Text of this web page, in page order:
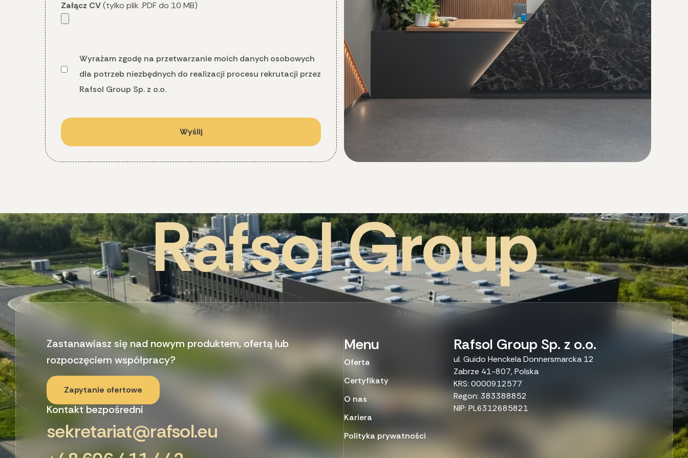
Załącz CV(tylko plik .PDF do 10 MB)
Wyrażam zgodę na przetwarzanie moich danych osobowych
dla potrzeb niezbędnych do realizacji procesu rekrutacji przez
Rafsol Group Sp. z o.o.
Wyślij
RafsolGroup
Zastanawiasz się nad nowym produktem, ofertą lub
rozpoczęciem współpracy?
Zapytanie ofertowe
Kontakt bezpośredni
sekretariat@rafsol.eu
Menu
Oferta
Certyfikaty
O nas
Kariera
Polityka prywatności
Rafsol Group Sp. z o.o.
ul. Guido Henckela Donnersmarcka 12
Zabrze 41-807, Polska
KRS: 0000912577
Regon: 383388852
NIP: PL6312685821